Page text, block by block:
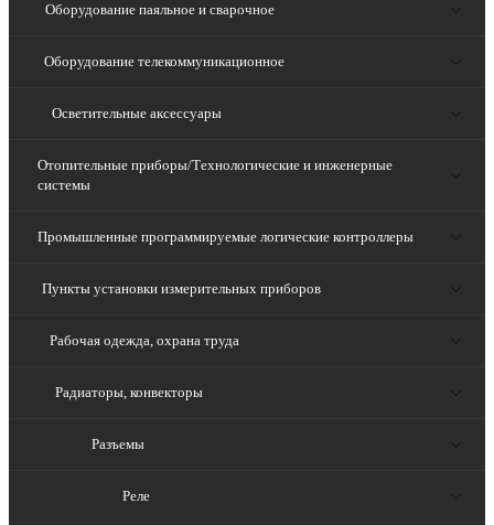
Оборудование паяльное и сварочное
Оборудование телекоммуникационное
Осветительные аксессуары
Отопительные приборы/Технологические и инженерные
системы
Промышленные программируемые логические контроллеры
Пункты установки измерительных приборов
Рабочая одежда, охрана труда
Радиаторы, конвекторы
Разъемы
Реле